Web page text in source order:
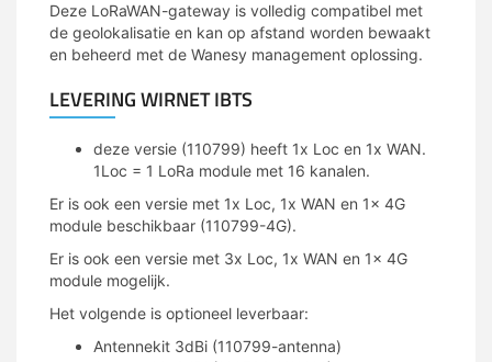
Deze LoRaWAN-gateway is volledig compatibel met
de geolokalisatie en kan op afstand worden bewaakt
en beheerd met de Wanesy management oplossing.
LEVERING WIRNET IBTS
deze versie (110799) heeft 1x Loc en 1x WAN.
1Loc = 1 LoRa module met 16 kanalen.
Er is ook een versie met 1x Loc, 1x WAN en 1x 4G
module beschikbaar (110799-4G).
Er is ook een versie met 3x Loc, 1x WAN en 1x 4G
module mogelijk.
Het volgende is optioneel leverbaar:
Antennekit 3dBi (110799-antenna)